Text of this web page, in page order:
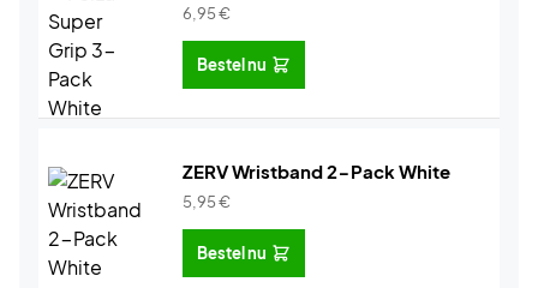
6,95€
Bestel nu
ZERV Wristband 2-Pack White
5,95€
Bestel nu